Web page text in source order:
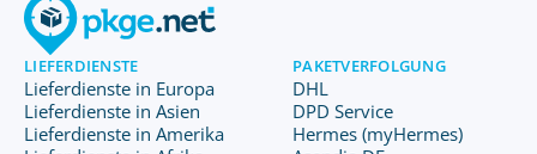
LIEFERDIENSTE
Lieferdienste in Europa
Lieferdienste in Asien
Lieferdienste in Amerika
PAKETVERFOLGUNG
DHL
DPD Service
Hermes (myHermes)